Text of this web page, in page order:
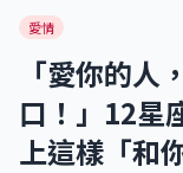
愛情
「愛你的人
口！」12星
上這樣「和